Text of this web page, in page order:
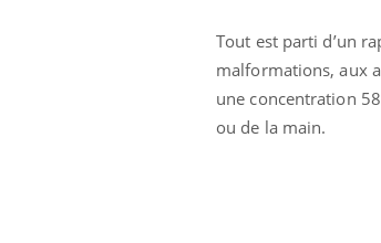
Tout est parti d’un
malformations, aux
une concentration
ou de la main.
Eczéma Chronique des
expliquer ma maladie
Il y a des sujets qui sont faciles
d'autres non ! D'un côté, poser